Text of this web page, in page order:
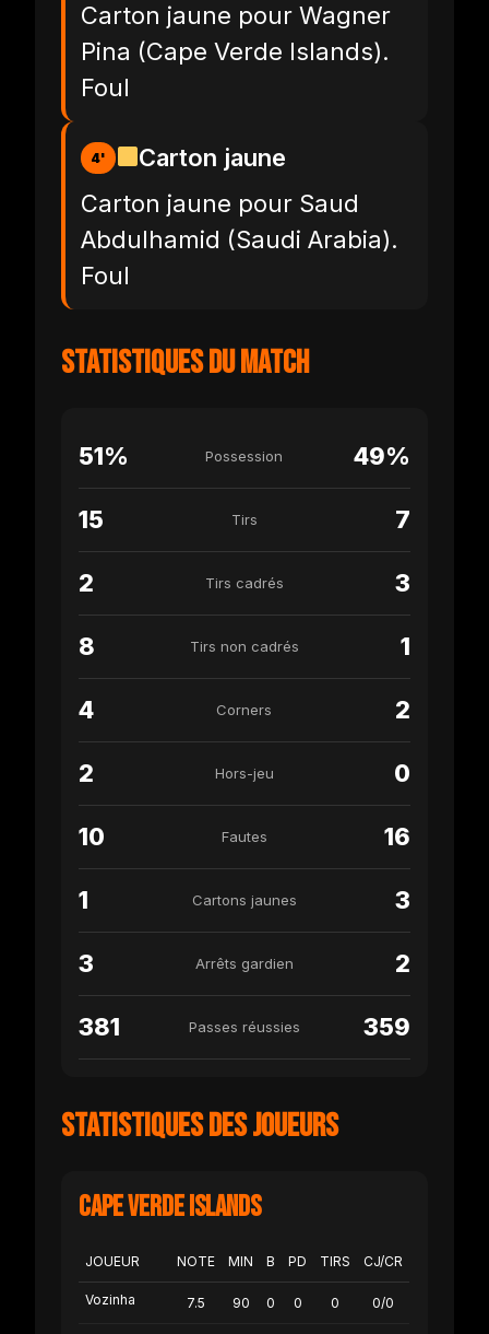
Carton jaune pour Wagner
Pina (Cape Verde Islands).
Foul
4'
Carton jaune
Carton jaune pour Saud
Abdulhamid (Saudi Arabia).
Foul
Statistiques du match
51% Possession 49%
15 Tirs 7
2 Tirs cadrés 3
8 Tirs non cadrés 1
4 Corners 2
2 Hors-jeu 0
10 Fautes 16
1 Cartons jaunes 3
3 Arrêts gardien 2
381 Passes réussies 359
Statistiques des joueurs
Cape Verde Islands
JOUEUR NOTE MIN B PD TIRS CJ/CR
Vozinha 7.5 90 0 0 0 0/0